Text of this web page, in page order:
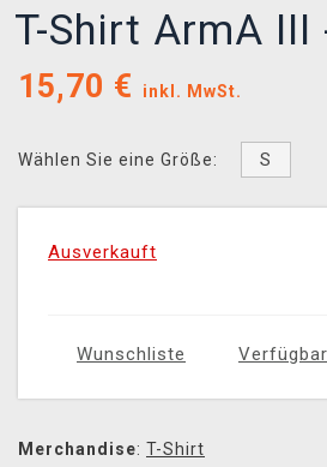
T-Shirt ArmA
15,70 € inkl. MwSt.
Wählen Sie eine Größe: S
Ausverkauft
Wunschliste
Merchandise: T-Shirt